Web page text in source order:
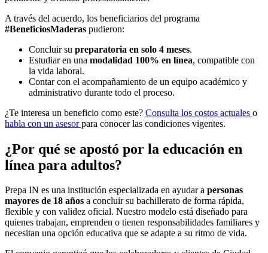
A través del acuerdo, los beneficiarios del programa
#BeneficiosMaderas pudieron:
Concluir su preparatoria en solo 4 meses.
Estudiar en una modalidad 100% en línea, compatible con
la vida laboral.
Contar con el acompañamiento de un equipo académico y
administrativo durante todo el proceso.
¿Te interesa un beneficio como este? Consulta los costos actuales o
habla con un asesorpara conocer las condiciones vigentes.
¿Por qué se apostó por la educación en
línea para adultos?
Prepa IN es una institución especializada en ayudar a personas
mayores de 18 años a concluir su bachillerato de forma rápida,
flexible y con validez oficial. Nuestro modelo está diseñado para
quienes trabajan, emprenden o tienen responsabilidades familiares y
necesitan una opción educativa que se adapte a su ritmo de vida.